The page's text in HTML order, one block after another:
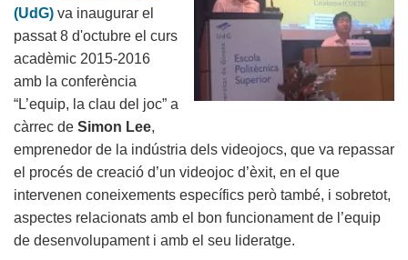
(UdG) va inaugurar el
passat 8 d'octubre el curs
acadèmic 2015-2016
amb la conferència
“L’equip, la clau del joc” a
càrrec de Simon Lee,
emprenedor de la indústria dels videojocs, que va repassar
el procés de creació d’un videojoc d’èxit, en el que
intervenen coneixements específics però també, i sobretot,
aspectes relacionats amb el bon funcionament de l’equip
de desenvolupament i amb el seu lideratge.